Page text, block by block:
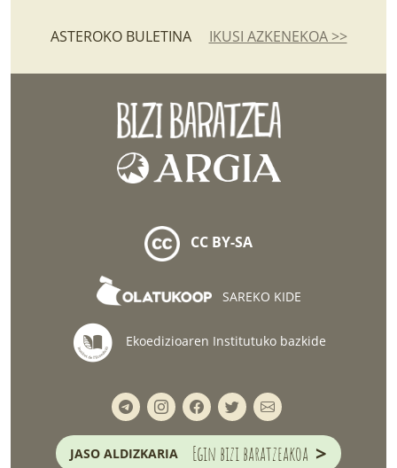
ASTEROKO BULETINA IKUSI AZKENEKOA >>
CC BY-SA
SAREKO KIDE
Ekoedizioaren Institutuko bazkide
JASO ALDIZKARIA Egin bizi baratzeakoa >